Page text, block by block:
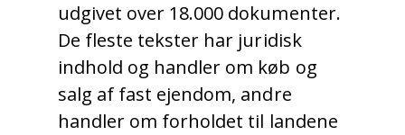
udgivet over 18.000 dokumenter.
De fleste tekster har juridisk
indhold og handler om køb og
salg af fast ejendom, andre
handler om forholdet til landene